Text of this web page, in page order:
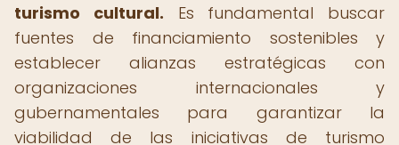
turismo cultural. Es fundamental buscar
fuentes de financiamiento sostenibles y
establecer alianzas estratégicas con
organizaciones internacionales y
gubernamentales para garantizar la
viabilidad de las iniciativas de turismo